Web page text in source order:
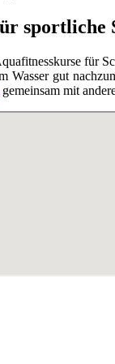
sportliche
für
Wasser gut
gemeinsam mit